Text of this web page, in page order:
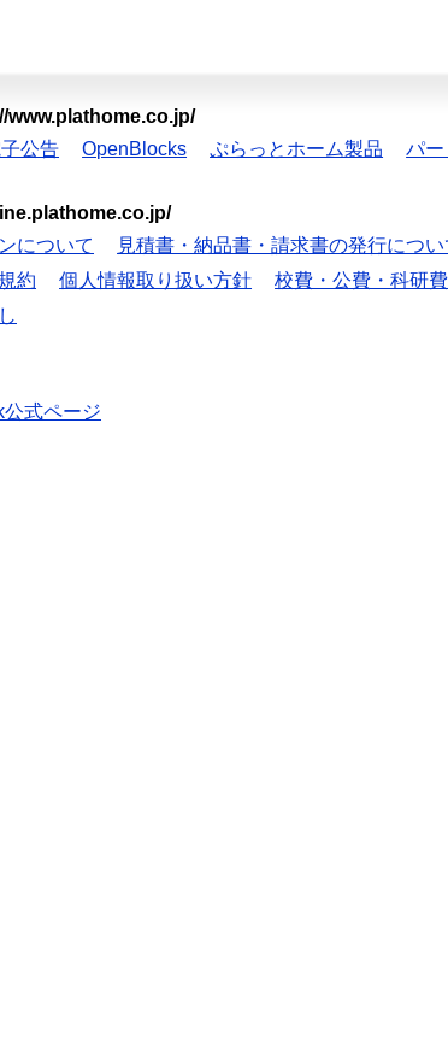
www.plathome.co.jp/
公告 OpenBlocks ぷらっとホーム製品 パー
について 見積書・納品書・請求書の発行につい
約 個人情報取り扱い方針 校費・公費・科研
公式ページ